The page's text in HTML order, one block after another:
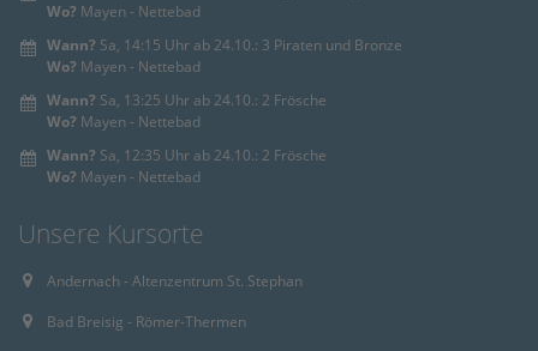
Wo? Mayen - Nettebad
Wann? Sa, 14:15 Uhr ab 24.10.: 3 Piraten und Bronze
Wo? Mayen - Nettebad
Wann? Sa, 13:25 Uhr ab 24.10.: 2 Frösche
Wo? Mayen - Nettebad
Wann? Sa, 12:35 Uhr ab 24.10.: 2 Frösche
Wo? Mayen - Nettebad
Unsere Kursorte
Andernach - Altenzentrum St. Stephan
Bad Breisig - Römer-Thermen